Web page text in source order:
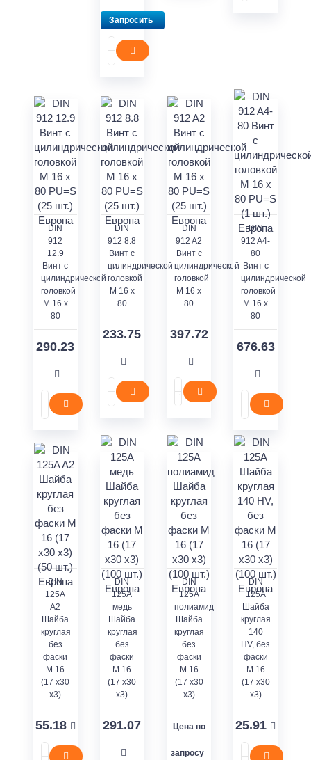
Запросить
DIN
912
12.9
Винт с
цилиндрической
головкой
M 16 x
80
290.23
DIN
912 8.8
Винт с
цилиндрической
головкой
M 16 x
80
233.75
DIN
912 A2
Винт с
цилиндрической
головкой
M 16 x
80
397.72
DIN
912 A4-
80
Винт с
цилиндрической
головкой
M 16 x
80
676.63
DIN
125A
A2
Шайба
круглая
без
фаски
M 16
(17 x30
x3)
55.18
DIN
125A
медь
Шайба
круглая
без
фаски
M 16
(17 x30
x3)
291.07
DIN
125A
полиамид
Шайба
круглая
без
фаски
M 16
(17 x30
x3)
Цена по
запросу
DIN
125A
Шайба
круглая
140
HV, без
фаски
M 16
(17 x30
x3)
25.91